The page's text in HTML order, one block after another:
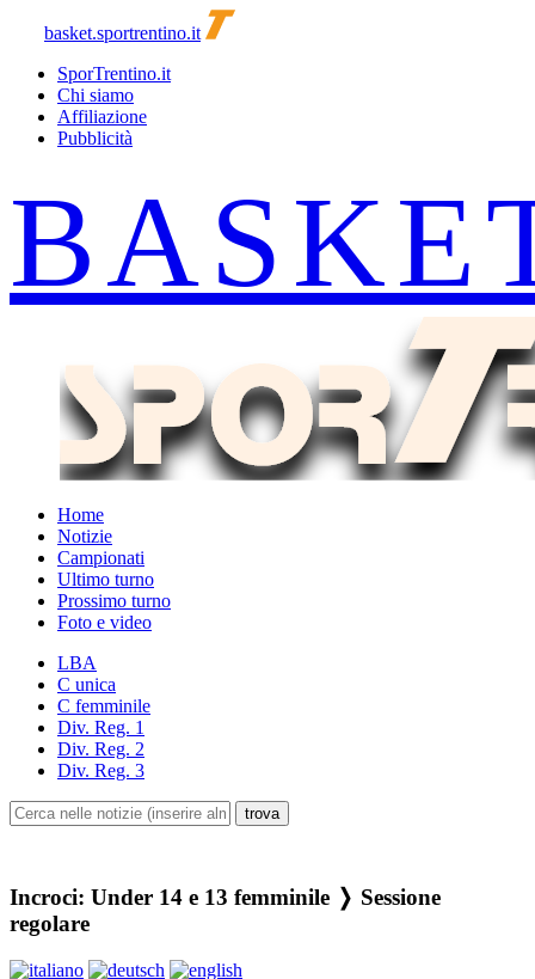
basket.sportrentino.it
SporTrentino.it
Chi siamo
Affiliazione
Pubblicità
Home
Notizie
Campionati
Ultimo turno
Prossimo turno
Foto e video
LBA
C unica
C femminile
Div. Reg. 1
Div. Reg. 2
Div. Reg. 3
Incroci: Under 14 e 13 femminile ❭ Sessione
regolare